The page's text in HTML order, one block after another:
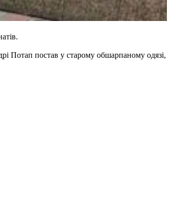
Потап постав у старому обшарпаному одязі,